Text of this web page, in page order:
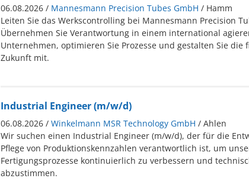
06.08.2026 / Mannesmann Precision Tubes GmbH / Hamm
Leiten Sie das Werkscontrolling bei Mannesmann Precision
Übernehmen Sie Verantwortung in einem international
Unternehmen, optimieren Sie Prozesse und gestalten Sie die
Zukunft mit.
Industrial Engineer (m/w/d)
06.08.2026 / Winkelmann MSR Technology GmbH / Ahlen
Wir suchen einen Industrial Engineer (m/w/d), der für die
Pflege von Produktionskennzahlen verantwortlich ist, um
Fertigungsprozesse kontinuierlich zu verbessern und
abzustimmen.